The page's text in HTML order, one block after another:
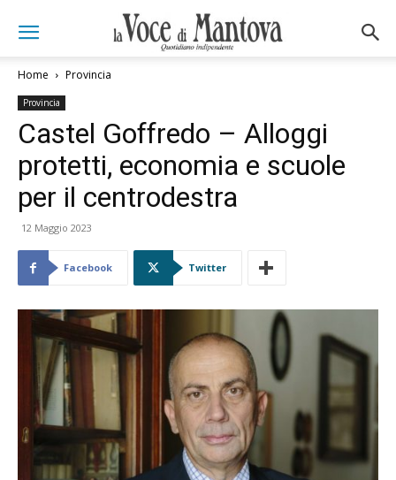
Home Provincia
Provincia
Castel Goffredo – Alloggi
protetti, economia e scuole
per il centrodestra
12 Maggio 2023
Facebook Twitter